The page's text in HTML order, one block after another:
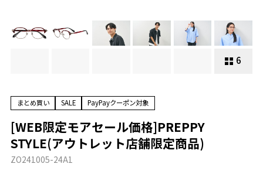
6
まとめ買い SALE PayPayクーポン対象
[WEB限定モアセール価格]PREPPY
STYLE(アウトレット店舗限定商品)
ZO241005-24A1